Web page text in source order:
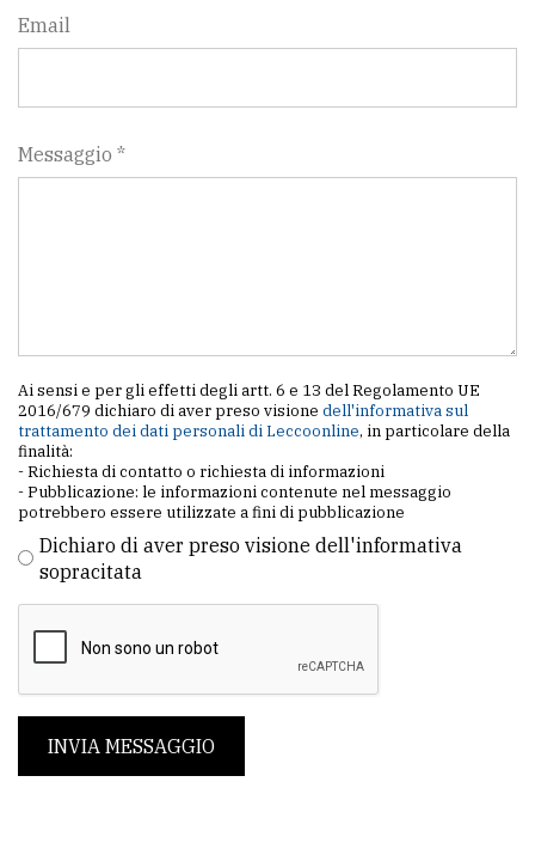
Email
Messaggio *
Ai sensi e per gli effetti degli artt. 6 e 13 del Regolamento UE
2016/679 dichiaro di aver preso visione dell'informativa sul
trattamento dei dati personali di Leccoonline, in particolare della
finalità:
- Richiesta di contatto o richiesta di informazioni
- Pubblicazione: le informazioni contenute nel messaggio
potrebbero essere utilizzate a fini di pubblicazione
Dichiaro di aver preso visione dell'informativa
sopracitata
INVIA MESSAGGIO